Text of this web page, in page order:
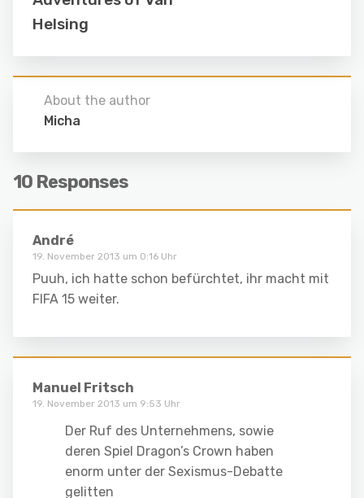
Helsing
About the author
Micha
10 Responses
André
19. November 2013 um 0:16 Uhr
Puuh, ich hatte schon befürchtet, ihr macht mit
FIFA 15 weiter.
Manuel Fritsch
19. November 2013 um 9:53 Uhr
Der Ruf des Unternehmens, sowie
deren Spiel Dragon’s Crown haben
enorm unter der Sexismus-Debatte
gelitten